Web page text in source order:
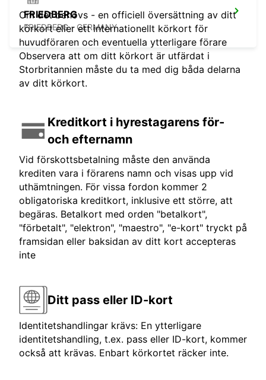
FRIEDBERG
FRIEDBERG - GERMANY
Om det behövs - en officiell översättning av ditt
körkort eller ett internationellt körkort för
huvudföraren och eventuella ytterligare förare
Observera att om ditt körkort är utfärdat i
Storbritannien måste du ta med dig båda delarna
av ditt körkort.
Kreditkort i hyrestagarens för-
och efternamn
Vid förskottsbetalning måste den använda
krediten vara i förarens namn och visas upp vid
uthämtningen. För vissa fordon kommer 2
obligatoriska kreditkort, inklusive ett större, att
begäras. Betalkort med orden "betalkort",
"förbetalt", "elektron", "maestro", "e-kort" tryckt på
framsidan eller baksidan av ditt kort accepteras
inte
Ditt pass eller ID-kort
Identitetshandlingar krävs: En ytterligare
identitetshandling, t.ex. pass eller ID-kort, kommer
också att krävas. Enbart körkortet räcker inte.